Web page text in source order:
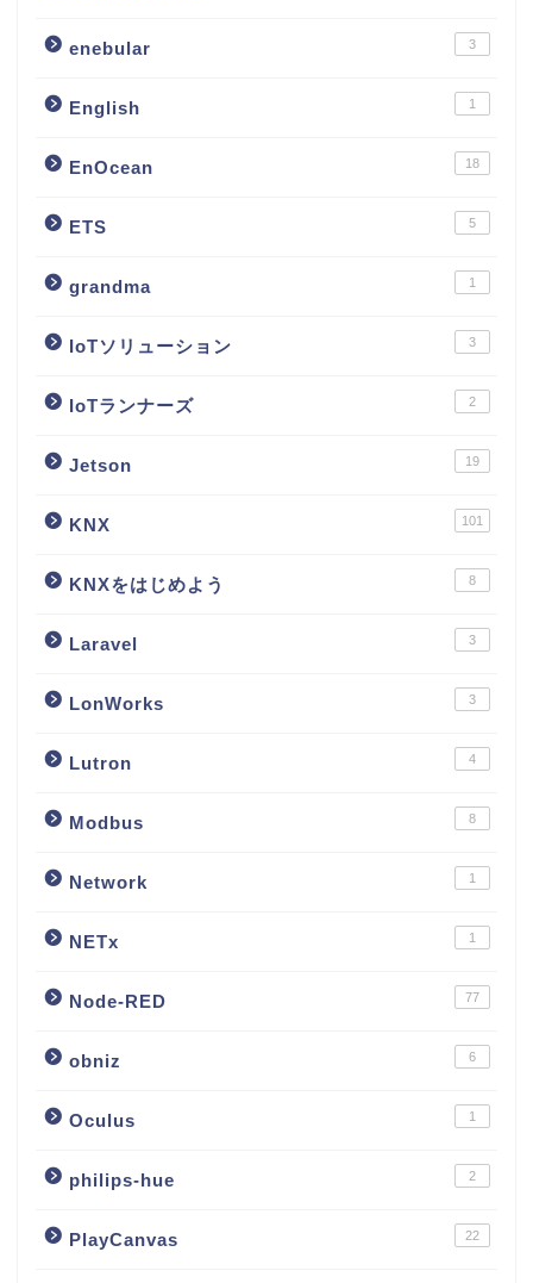
enebular 3
English 1
EnOcean 18
ETS 5
grandma 1
IoTソリューション 3
IoTランナーズ 2
Jetson 19
KNX 101
KNXをはじめよう 8
Laravel 3
LonWorks 3
Lutron 4
Modbus 8
Network 1
NETx 1
Node-RED 77
obniz 6
Oculus 1
philips-hue 2
PlayCanvas 22